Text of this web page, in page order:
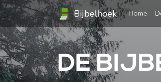
Bijbelhoek Home
DE